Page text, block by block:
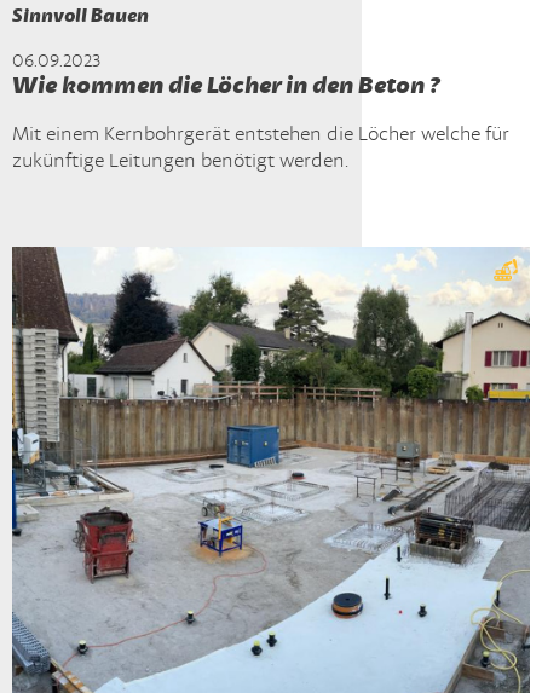
Sinnvoll Bauen
06.09.2023
Wie kommen die Löcher in den Beton ?
Mit einem Kernbohrgerät entstehen die Löcher welche für
zukünftige Leitungen benötigt werden.